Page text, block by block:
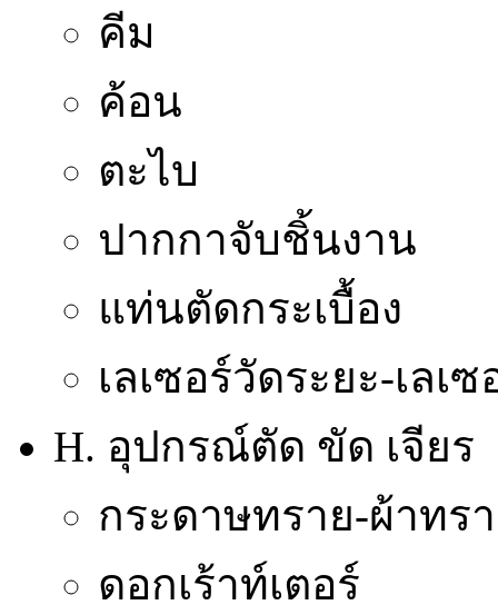
คีม
ค้อน
ตะไบ
ปากกาจับชิ้นงาน
แท่นตัดกระเบื้อง
เลเซอร์วัดระยะ-เลเ
H. อุปกรณ์ตัด ขัด เจียร
กระดาษทราย-ผ้าทร
ดอกเร้าท์เตอร์